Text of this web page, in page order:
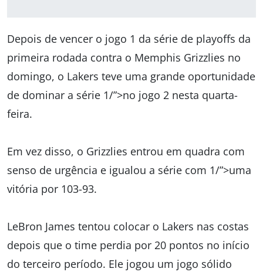
Depois de vencer o jogo 1 da série de playoffs da
primeira rodada contra o Memphis Grizzlies no
domingo, o Lakers teve uma grande oportunidade
de dominar a série 1/”>no jogo 2 nesta quarta-
feira.
Em vez disso, o Grizzlies entrou em quadra com
senso de urgência e igualou a série com 1/”>uma
vitória por 103-93.
LeBron James tentou colocar o Lakers nas costas
depois que o time perdia por 20 pontos no início
do terceiro período. Ele jogou um jogo sólido